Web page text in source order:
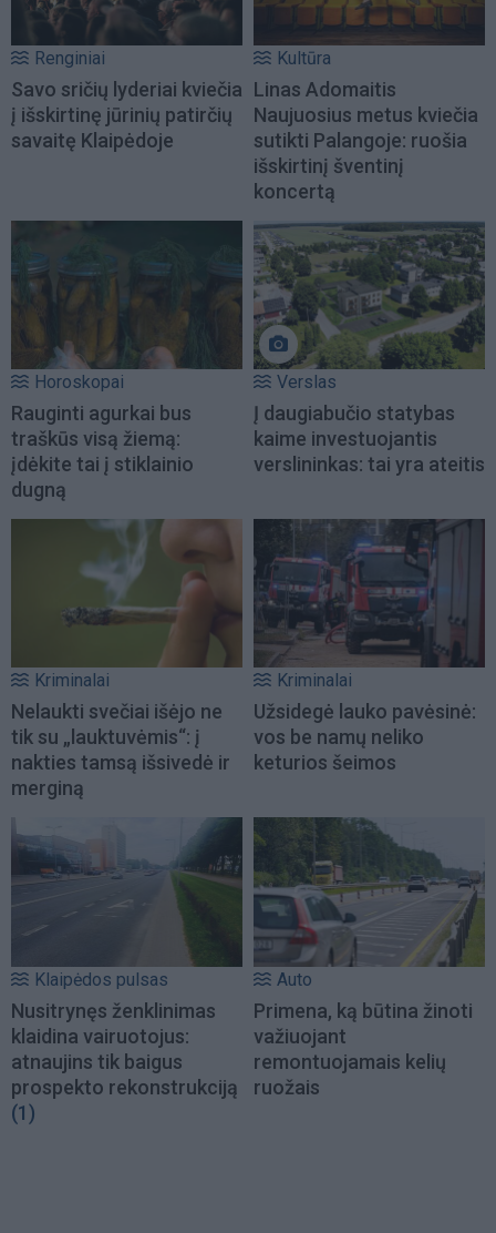
Renginiai
Savo sričių lyderiai kviečia
į išskirtinę jūrinių patirčių
savaitę Klaipėdoje
Kultūra
Linas Adomaitis
Naujuosius metus kviečia
sutikti Palangoje: ruošia
išskirtinį šventinį
koncertą
Horoskopai
Rauginti agurkai bus
traškūs visą žiemą:
įdėkite tai į stiklainio
dugną
Verslas
Į daugiabučio statybas
kaime investuojantis
verslininkas: tai yra ateitis
Kriminalai
Nelaukti svečiai išėjo ne
tik su „lauktuvėmis“: į
nakties tamsą išsivedė ir
merginą
Kriminalai
Užsidegė lauko pavėsinė:
vos be namų neliko
keturios šeimos
Klaipėdos pulsas
Nusitrynęs ženklinimas
klaidina vairuotojus:
atnaujins tik baigus
prospekto rekonstrukciją
(1)
Auto
Primena, ką būtina žinoti
važiuojant
remontuojamais kelių
ruožais